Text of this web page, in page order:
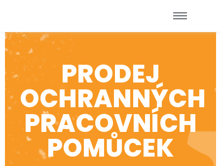
PRODEJ
OCHRANNÝCH
PRACOVNÍCH
POMŮCEK